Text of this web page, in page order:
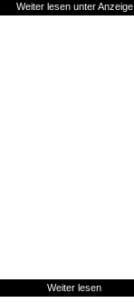
Weiter lesen unter Anzeige
Weiter lesen